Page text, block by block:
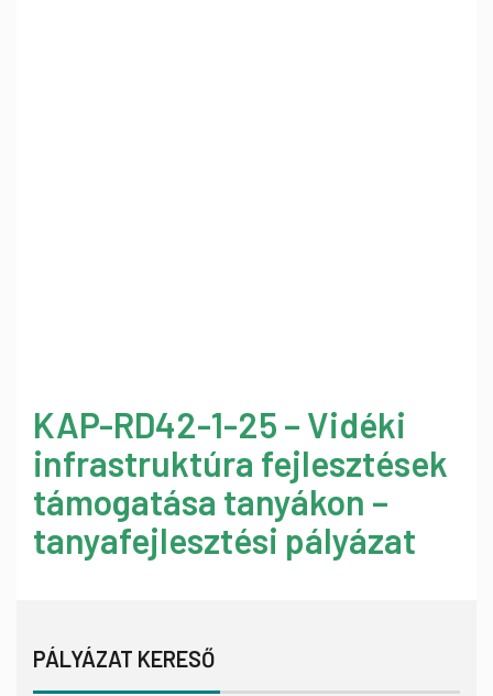
KAP-RD42-1-25 – Vidéki
infrastruktúra fejlesztések
támogatása tanyákon –
tanyafejlesztési pályázat
PÁLYÁZAT KERESŐ